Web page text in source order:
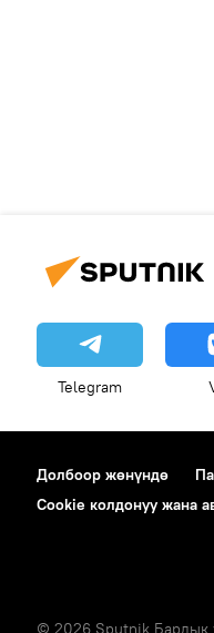
Telegram
Долбоор жөнүндө
Cookie колдонуу жана
© 2026 Sputnik Бардык